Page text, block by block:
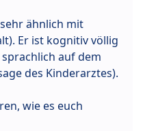
ähnlich mit
Er ist kognitiv völlig
auf dem
des Kinderarztes).
wie es euch